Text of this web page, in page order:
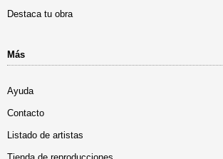
Destaca tu obra
Más
Ayuda
Contacto
Listado de artistas